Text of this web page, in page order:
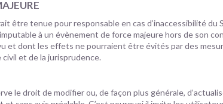
être tenue pour responsable en cas d’inaccessibilité du
à un évènement de force majeure hors de son
et dont les effets ne pourraient être évités par des
civil et de la jurisprudence.
le droit de modifier ou, de façon plus générale,